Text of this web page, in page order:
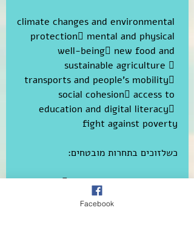
climate changes and environmental
protection mental and physical
well-being new food and
sustainable agriculture 
transports and people’s mobility
social cohesion access to
education and digital literacy
fight against poverty
כשלזוכים בתחרות מובטחים:
 professional advice and
mentoring period of incubation
2 return tickets and
Facebook